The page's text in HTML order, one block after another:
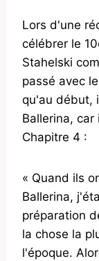
Lors d'une
célébrer le
Stahelski
passé avec
qu'au début,
Ballerina,
Chapitre 4 :
« Quand ils
Ballerina,
préparation
la chose la
l'époque.